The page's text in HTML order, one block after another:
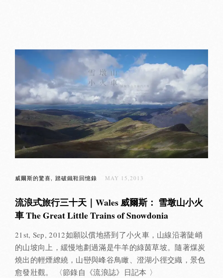
威爾斯的驚喜 踏破鐵鞋回憶錄 MAY 15,2013
流浪式旅行三十天｜Wales 威爾斯： 雪墩山小火
車 The Great Little Trains of Snowdonia
21st, Sep, 2012如願以償地搭到了小火車，山線沿著陡峭
的山坡向上，緩慢地劃過滿是牛羊的綠茵草坡。隨著煤炭
燒出的輕煙繚繞，山巒與峰谷鳥瞰、澄湖小徑交織，景色
愈發壯觀。 〈節錄自《流浪誌》日記本 〉